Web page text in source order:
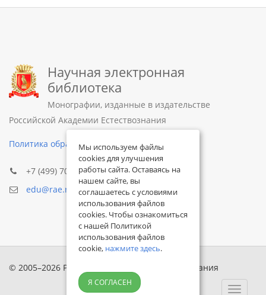
Научная электронная
библиотека
Монографии, изданные в издательстве
Российской Академии Естествознания
Политика обработки персональных данных
+7 (499) 705-72-30
edu@rae.ru
© 2005–2026 Российская академия естествознания
Toggle
Мы используем файлы
cookies для улучшения
работы сайта. Оставаясь на
нашем сайте, вы
соглашаетесь с условиями
использования файлов
cookies. Чтобы ознакомиться
с нашей Политикой
использования файлов
cookie, нажмите здесь.
Я СОГЛАСЕН